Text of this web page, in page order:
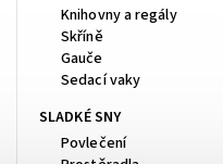
Knihovny a regály
Skříně
Gauče
Sedací vaky
SLADKÉ SNY
Povlečení